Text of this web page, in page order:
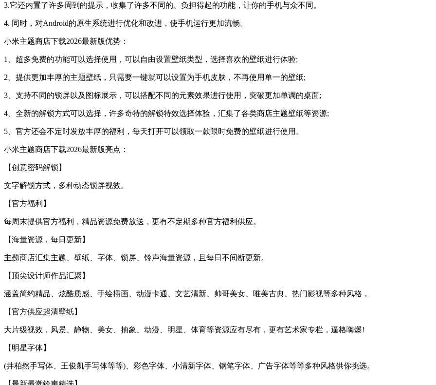
3.它还内置了许多周到的提示，收集了许多不同的、负担得起的功能，让你的手机与众不同。
4. 同时，对Android的原生系统进行优化和改进，使手机运行更加流畅。
小米主题商店下载2026最新版优势：
1、超多免费的功能可以选择使用，可以自由设置壁纸类型，选择喜欢的壁纸进行体验;
2、提供更加丰厚的主题壁纸，只需要一键就可以设置为手机皮肤，不再使用单一的壁纸;
3、支持不同的锁屏以及图标展示，可以搭配不同的元素效果进行使用，突破更加单调的桌面;
4、全新的解锁方式可以选择，许多奇特的解锁特效选择体验，汇集了各类商店主题壁纸等资源;
5、官方还会不定时发放丰厚的福利，每天打开可以领取一款限时免费的壁纸进行使用。
小米主题商店下载2026最新版亮点：
【创意密码解锁】
文字解锁方式，多种动态锁屏视效。
【官方福利】
每周末提供官方福利，精品资源免费放送，更有不定期多种官方福利供应。
【海量资源，每日更新】
主题商店汇集主题、壁纸、字体、锁屏、铃声海量资源，且每日不间断更新。
【顶尖设计师作品汇聚】
涵盖简约精品、炫酷质感、手绘插画、动漫卡通、文艺清新、帅哥美女、唯美古典、热门影视等多种风格，
【官方供应超清壁纸】
大片级视效，风景、静物、美女、抽象、动漫、明星、体育等资源应有尽有，更有艺术家专栏，逼格嗨爆!
【明星字体】
(井柏然手写体、王俊凯手写体等等)、彩色字体、小清新字体、钢笔字体、广告字体等等多种风格供你挑选。